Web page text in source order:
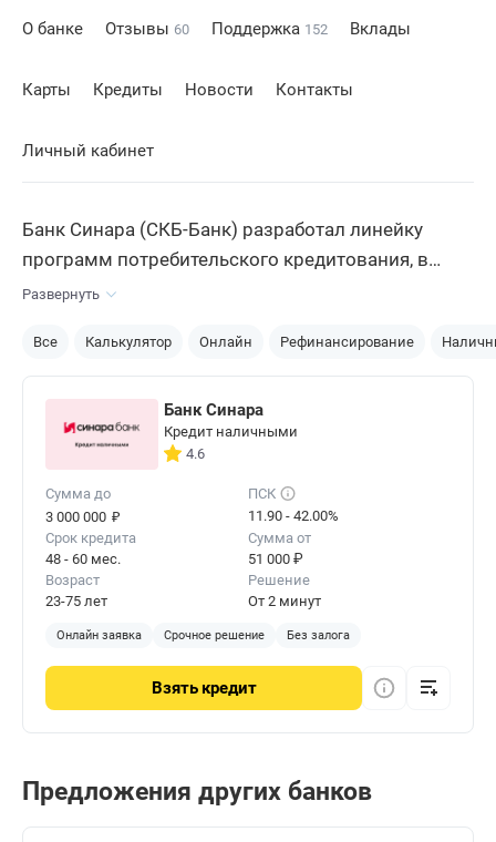
О банке Отзывы 60 Поддержка 152 Вклады
Карты Кредиты Новости Контакты
Личный кабинет
Банк Синара (СКБ-Банк) разработал линейку
программ потребительского кредитования, в
которую входят 4 продукта. Каждая программа
Чтобы взятькредитв СКБ-Банке, не обязательно
бежать в его офис, достаточно подать онлайн-
заявку и ждать решение. Ответ поступает быстро,
дается за 5 минут. После идете в офис и забираете
деньги. Процедура предельно упрощена.
Развернуть
Все Калькулятор Онлайн Рефинансирование
Банк Синара
Кредит наличными
4.6
Сумма до
3 000 000 ₽
ПСК
11.90 - 42.00%
Срок кредита
48 - 60 мес.
Сумма от
51 000 ₽
Возраст
23-75 лет
Решение
От 2 минут
Онлайн заявка Срочное решение Без залога
Взять кредит
Предложения других банков